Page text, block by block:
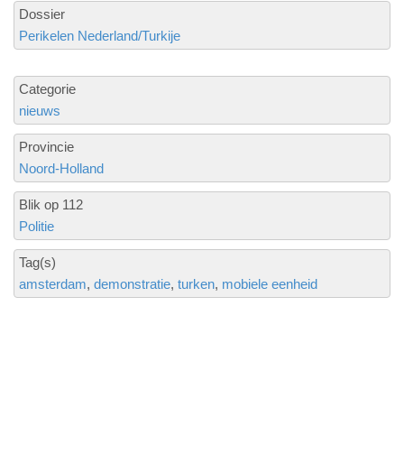
Dossier
Perikelen Nederland/Turkije
Categorie
nieuws
Provincie
Noord-Holland
Blik op 112
Politie
Tag(s)
amsterdam demonstratie turken mobiele eenheid